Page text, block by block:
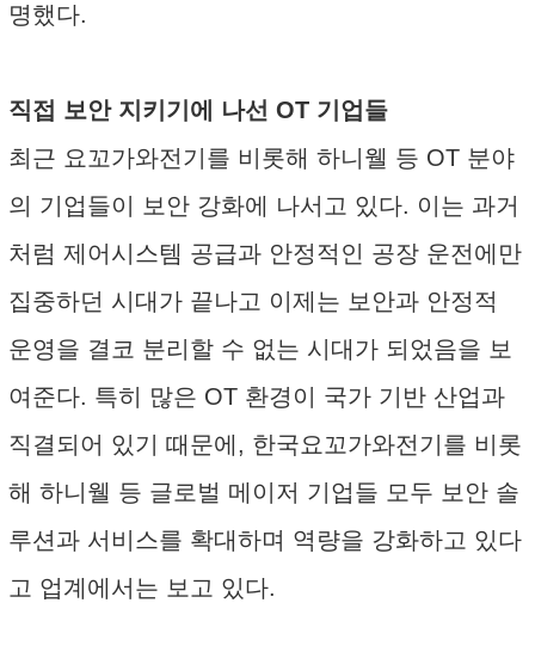
명했다.
직접 보안 지키기에 나선 OT 기업들
최근 요꼬가와전기를 비롯해 하니웰 등 OT 분야
의 기업들이 보안 강화에 나서고 있다. 이는 과거
처럼 제어시스템 공급과 안정적인 공장 운전에만
집중하던 시대가 끝나고 이제는 보안과 안정적
운영을 결코 분리할 수 없는 시대가 되었음을 보
여준다. 특히 많은 OT 환경이 국가 기반 산업과
직결되어 있기 때문에, 한국요꼬가와전기를 비롯
해 하니웰 등 글로벌 메이저 기업들 모두 보안 솔
루션과 서비스를 확대하며 역량을 강화하고 있다
고 업계에서는 보고 있다.